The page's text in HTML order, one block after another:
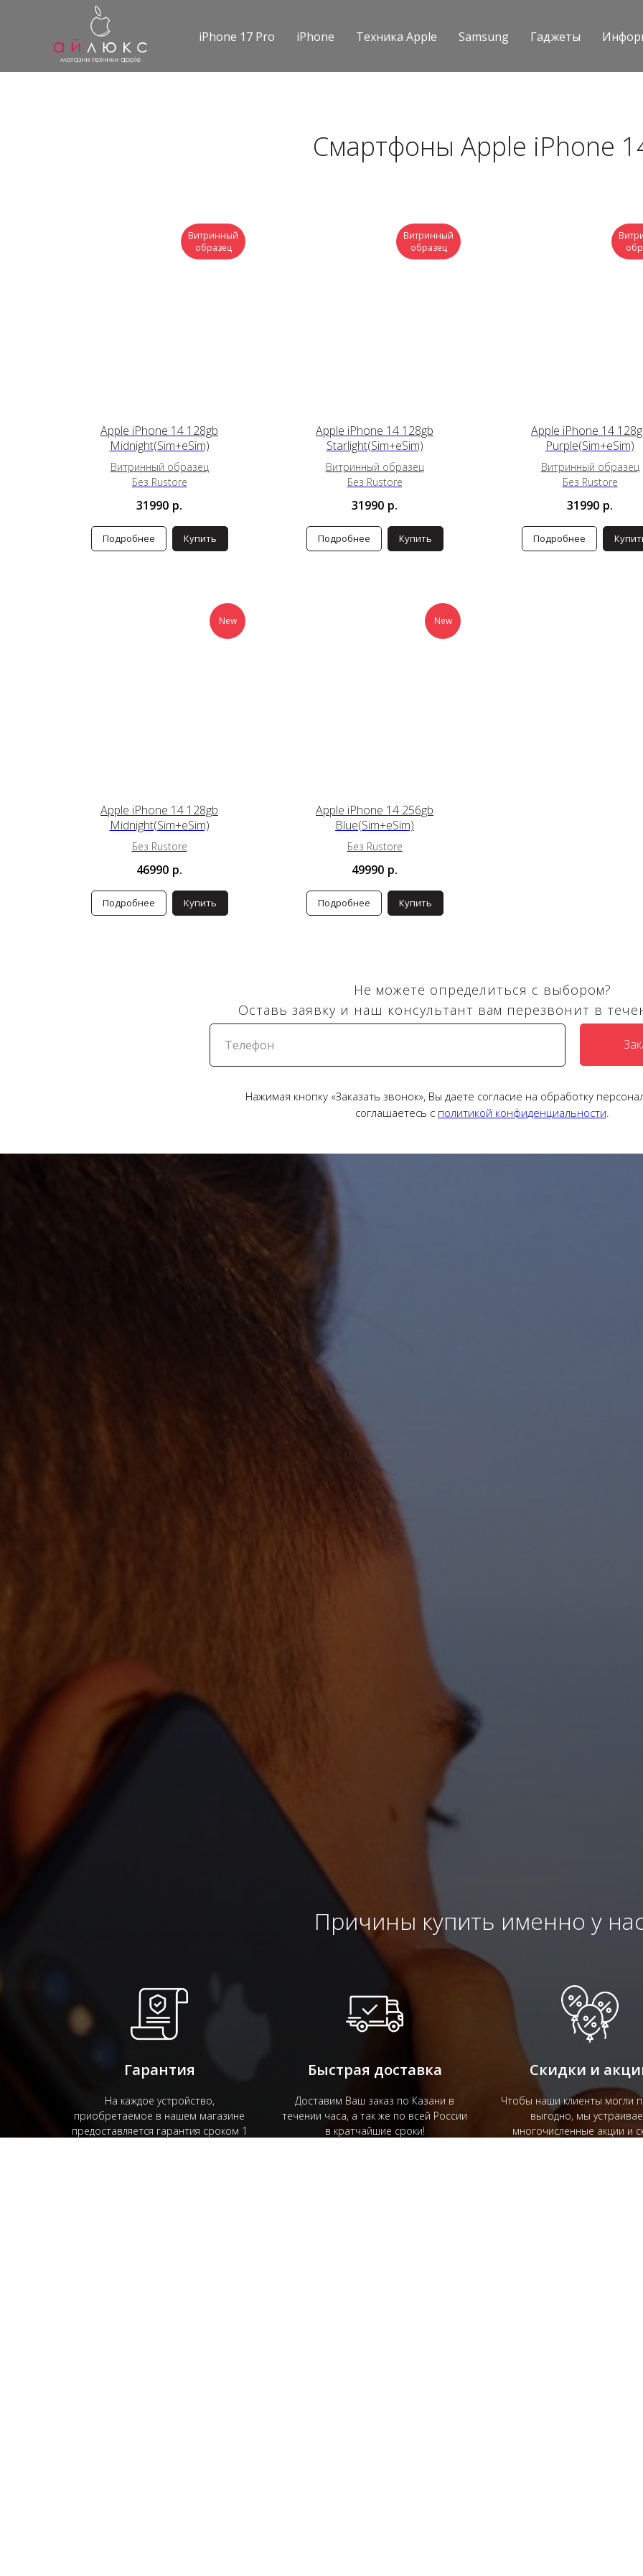
iPhone 17 Pro iPhone Техника Apple Samsung Гаджеты
Смартфоны Apple iPhone
Витринный
образец
Apple iPhone 14 128gb
Midnight(Sim+eSim)
Витринный образец
Без Rustore
31990 р.
Подробнее Купить
Витринный
образец
Apple iPhone 14 128gb
Starlight(Sim+eSim)
Витринный образец
Без Rustore
31990 р.
Подробнее Купить
Apple iPhone 14
Purple(Sim+eSim)
Витринный образец
Без Rustore
31990 р.
Подробнее
New
Apple iPhone 14 128gb
Midnight(Sim+eSim)
Без Rustore
46990 р.
Подробнее Купить
New
Apple iPhone 14 256gb
Blue(Sim+eSim)
Без Rustore
49990 р.
Подробнее Купить
Не можете определиться с выбором?
Оставь заявку и наш консультант вам перезвонит в
Нажимая кнопку «Заказать звонок», Вы даете согласие на обработку
соглашаетесь c политикой конфиденциальности
Причины купить именно у
Гарантия
На каждое устройство,
приобретаемое в нашем магазине
предоставляется гарантия сроком 1
Быстрая доставка
Доставим Ваш заказ по Казани в
течении часа, а так же по всей России
в кратчайшие сроки!
Скидки и
Чтобы наши клиенты могли
выгодно, мы
многочисленные акции и